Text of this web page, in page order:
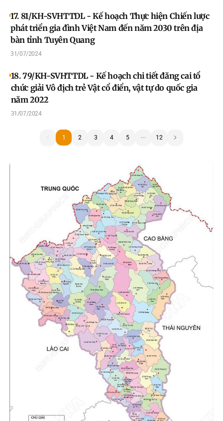
hình mới trên địa bàn tỉnh Tuyên Quang, giai đoạn
2021-2030
17. 81/KH-SVHTTDL - Kế hoạch Thực hiện Chiến lược
phát triển gia đình Việt Nam đến năm 2030 trên địa
bàn tỉnh Tuyên Quang
31/07/2024
18. 79/KH-SVHTTDL - Kế hoạch chi tiết đăng cai tổ
chức giải Vô địch trẻ Vật cổ điển, vật tự do quốc gia
năm 2022
31/07/2024
11 2 3 4 5 12